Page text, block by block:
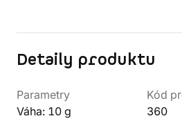
Detaily produktu
Parametry
Váha: 10 g
Kód
360